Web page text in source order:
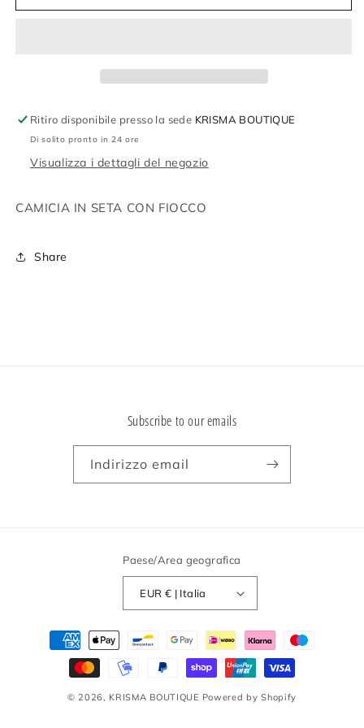
IN
IN
Ritiro disponibile presso la sede KRISMA BOUTIQUE
Di solito pronto in 24 ore
Visualizza i dettagli del negozio
CAMICIA IN SETA CON FIOCCO
Share
Subscribe to our emails
Indirizzo email
Paese/Area geografica
EUR € | Italia
Metodi
pagamento
© 2026, KRISMA BOUTIQUE Powered by Shopify